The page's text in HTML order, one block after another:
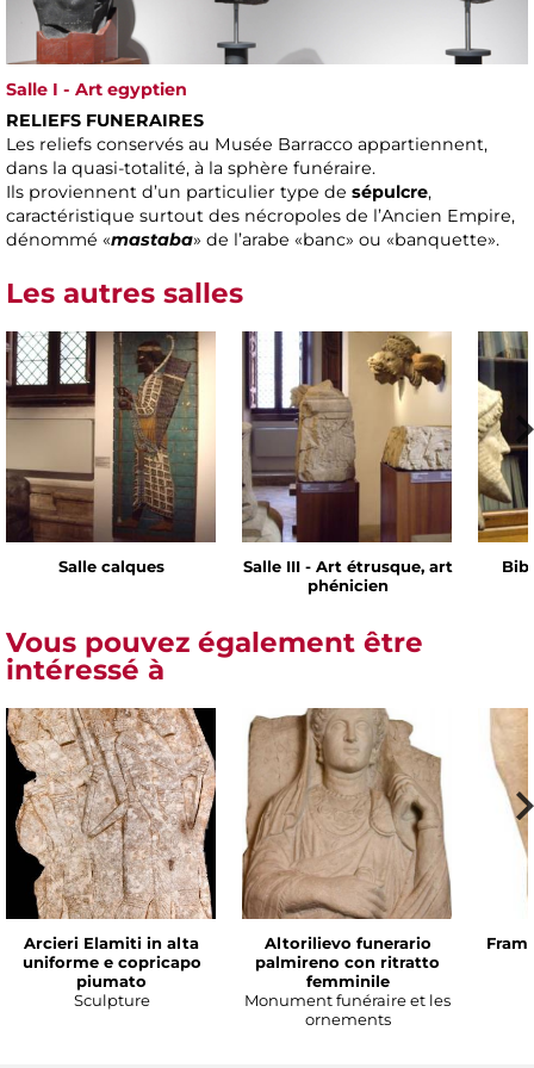
Salle I - Art egyptien
RELIEFS FUNERAIRES
Les reliefs conservés au Musée Barracco appartiennent,
dans la quasi-totalité, à la sphère funéraire.
Ils proviennent d’un particulier type de sépulcre,
caractéristique surtout des nécropoles de l’Ancien Empire,
dénommé «mastaba» de l’arabe «banc» ou «banquette».
Les autres salles
Salle calques
Salle III - Art étrusque, art
phénicien
Vous pouvez également être
intéressé à
Arcieri Elamiti in alta
uniforme e copricapo
piumato
Sculpture
Altorilievo funerario
palmireno con ritratto
femminile
Monument funéraire et les
ornements